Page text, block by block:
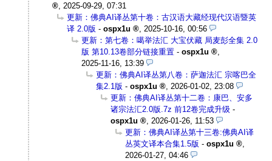
2025-09-29, 07:31
更新：佛典AI译丛第十卷：古汉语大藏经现代汉语暨英
译 2.0版 - ospx1u
2025-10-16, 00:56
更新：第七卷：噶举法汇 大宝伏藏 局麦彭全集 2.0
版 第10.13卷部分链接重置 - ospx1u
2025-11-16, 13:39
更新：佛典AI译丛第八卷：萨迦法汇 宗喀巴全
集2.1版 - ospx1u
2026-01-02, 23:08
更新：佛典AI译丛第十二卷：康巴、安多
诸宗法汇2.0版.7z 前12卷完成升级 -
ospx1u
2026-01-26, 11:53
更新：佛典AI译丛第十三卷:佛典AI译
丛英文译本合集1.5版 - ospx1u
2026-01-27, 04:46